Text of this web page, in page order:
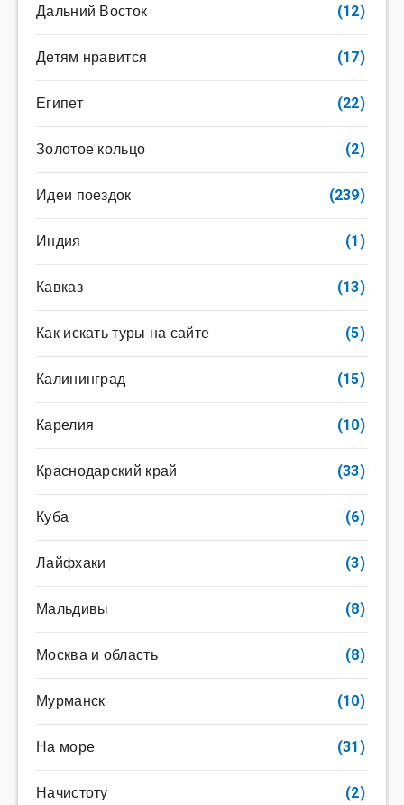
Дальний Восток (12)
Детям нравится (17)
Египет (22)
Золотое кольцо (2)
Идеи поездок (239)
Индия (1)
Кавказ (13)
Как искать туры на сайте (5)
Калининград (15)
Карелия (10)
Краснодарский край (33)
Куба (6)
Лайфхаки (3)
Мальдивы (8)
Москва и область (8)
Мурманск (10)
На море (31)
Начистоту (2)